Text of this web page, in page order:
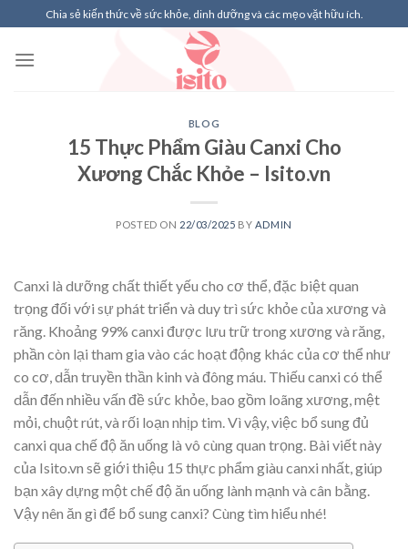
to
content
Chia sẻ kiến thức về sức khỏe, dinh dưỡng và các mẹo vặt hữu ích.
BLOG
15 Thực Phẩm Giàu Canxi Cho
Xương Chắc Khỏe – Isito.vn
POSTED ON 22/03/2025 BY ADMIN
Canxi là dưỡng chất thiết yếu cho cơ thể, đặc biệt quan
trọng đối với sự phát triển và duy trì sức khỏe của xương và
răng. Khoảng 99% canxi được lưu trữ trong xương và răng,
phần còn lại tham gia vào các hoạt động khác của cơ thể như
co cơ, dẫn truyền thần kinh và đông máu. Thiếu canxi có thể
dẫn đến nhiều vấn đề sức khỏe, bao gồm loãng xương, mệt
mỏi, chuột rút, và rối loạn nhịp tim. Vì vậy, việc bổ sung đủ
canxi qua chế độ ăn uống là vô cùng quan trọng. Bài viết này
của Isito.vn sẽ giới thiệu 15 thực phẩm giàu canxi nhất, giúp
bạn xây dựng một chế độ ăn uống lành mạnh và cân bằng.
Vậy nên ăn gì để bổ sung canxi? Cùng tìm hiểu nhé!